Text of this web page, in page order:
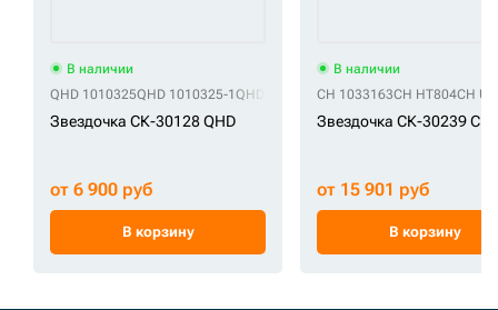
В наличии
QHD 1010325QHD 1010325-1 QHD 1010325-10QHD 1010325-2QHD
Звездочка СК-30128 QHD
от 6 900 руб
В корзину
В наличии
CH 1033163CH HT804CH
Звездочка СК-30239 CH
от 15 901 руб
В корзину